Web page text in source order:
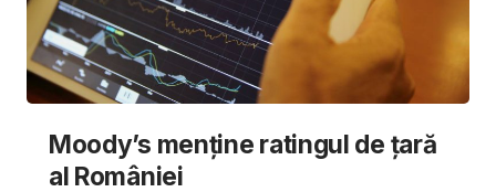
Moody’s menține ratingul de țară
al României